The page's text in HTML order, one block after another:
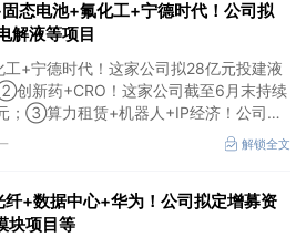
固态电池+氟化工+宁德时代！公司拟
解液等项目
+宁德时代！这家公司拟28亿元投建液
创新药+CRO！这家公司截至6月末持续
；③算力租赁+机器人+IP经济！公司签
解锁全文
纤+数据中心+华为！公司拟定增募资
块项目等